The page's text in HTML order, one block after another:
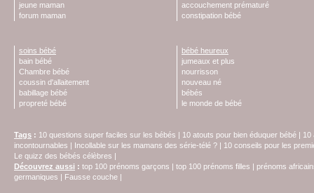
jeune maman
forum maman
accouchement prématuré
constipation bébé
soins bébé
bain bébé
Chambre bébé
coussin d'allaitement
babillage bébé
propreté bébé
bébé heureux
jumeaux et plus
nourrisson
nouveau né
bébés
le monde de bébé
Tags : 10 questions super faciles sur les bébés | 10 atouts pour bien éduquer bébé | 10
incontournables | Incollable sur les mamans des série-télé ? | 10 conseils pour les
Le quizz des bébés célèbres |
Découvrez aussi : top 100 prénoms garçons | top 100 prénoms filles | prénoms
germaniques | Fausse couche |